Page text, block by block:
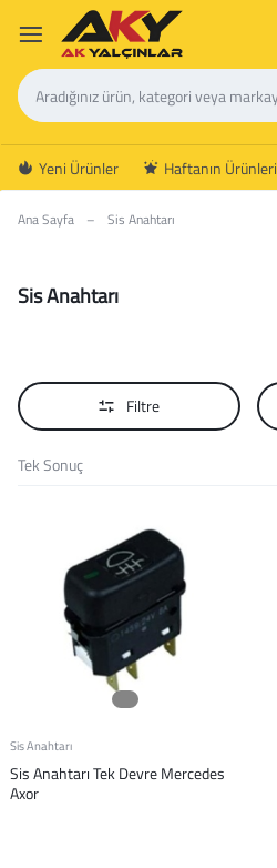
Yeni Ürünler Haftanın Ürünleri
Ana Sayfa – Sis Anahtarı
Sis Anahtarı
Filtre
Tek Sonuç
Sis Anahtarı
Sis Anahtarı Tek Devre Mercedes
Axor